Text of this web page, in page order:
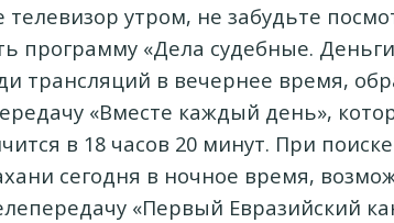
телевизор утром, не забудьте
программу «Дела судебные.
трансляций в вечернее время,
«Вместе каждый день»,
в 18 часов 20 минут. При
сегодня в ночное время,
«Первый Евразийский